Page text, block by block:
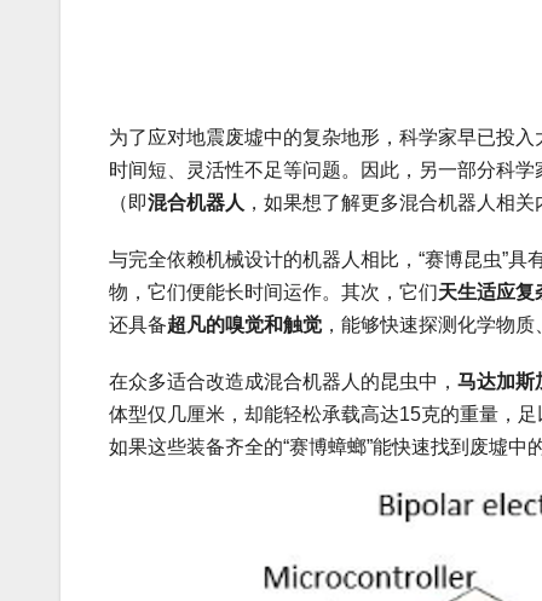
为了应对地震废墟中的复杂地形，科学家早已投
时间短、灵活性不足等问题。因此，另一部分科
（即混合机器人 ，如果想了解更多混合机器人相
与完全依赖机械设计的机器人相比，“赛博昆虫”具
物，它们便能长时间运作。其次，它们天生适应复
还具备超凡的嗅觉和触觉 ，能够快速探测化学物
在众多适合改造成混合机器人的昆虫中， 马达加斯
体型仅几厘米，却能轻松承载高达15克的重量，
如果这些装备齐全的“赛博蟑螂”能快速找到废墟